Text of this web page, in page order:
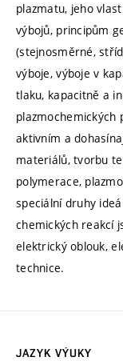
plazmatu, jeho
výbojů, principům
(stejnosměrné,
výboje, výboje v
tlaku, kapacitně a
plazmochemických
aktivním a
materiálů, tvorbu
polymerace,
speciální druhy
chemických reakcí
elektrický oblouk,
technice.
JAZYK VÝUKY